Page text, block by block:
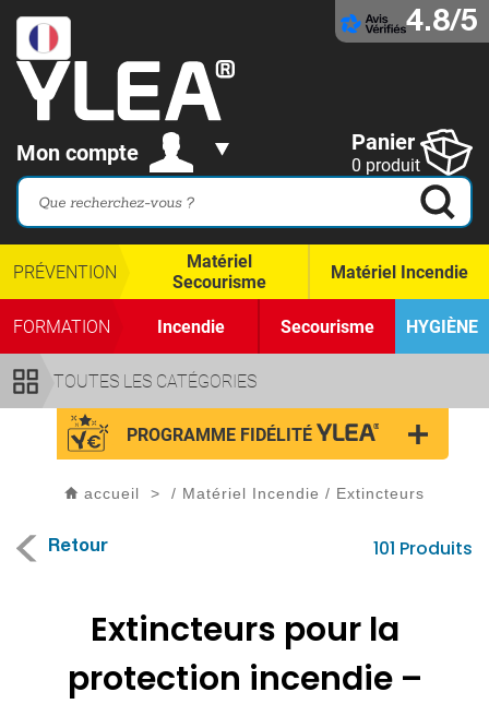
4.8/5
Mon compte Panier
0 produit
TOUTES LES CATÉGORIES
PRÉVENTION
Matériel
Secourisme
Matériel Incendie
FORMATION Incendie Secourisme HYGIÈNE
PROGRAMME FIDÉLITÉ
accueil > / Matériel Incendie / Extincteurs
Retour 101 Produits
Extincteurs pour la
protection incendie –